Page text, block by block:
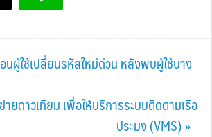
นผู้ใช้เปลี่ยนรหัสใหม่ด่วน หลังพบผู้ใช้บาง
ยดาวเทียม เพื่อให้บริการระบบติดตามเรือ
ประมง (VMS) »